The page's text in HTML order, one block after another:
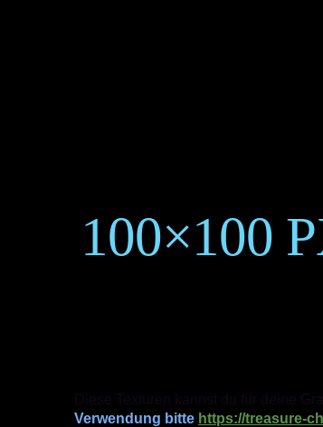
100×100
Verwendung bitte https://treasure-